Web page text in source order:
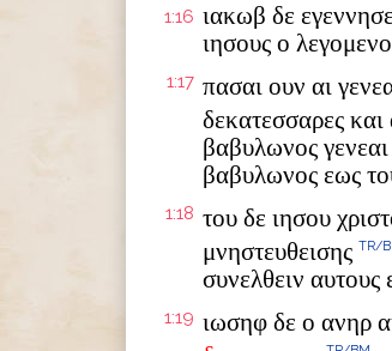
1:16 ιακωβ δε
ιησους ο
1:17 πασαι ουν αι
δεκατεσσαρες
βαβυλωνος
βαβυλωνος εως
1:18 του δε ιησου
μνηστευθεισης TR/
συνελθειν αυτους
1:19 ιωσηφ δε ο ανηρ